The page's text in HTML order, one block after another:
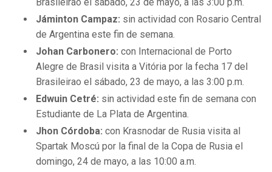
Jáminton Campaz: sin actividad con Rosario Central
de Argentina este fin de semana.
Johan Carbonero: con Internacional de Porto
Alegre de Brasil visita a Vitória por la fecha 17 del
Brasileirao el sábado, 23 de mayo, a las 3:00 p.m.
Edwuin Cetré: sin actividad este fin de semana con
Estudiante de La Plata de Argentina.
Jhon Córdoba: con Krasnodar de Rusia visita al
Spartak Moscú por la final de la Copa de Rusia el
domingo, 24 de mayo, a las 10:00 a.m.